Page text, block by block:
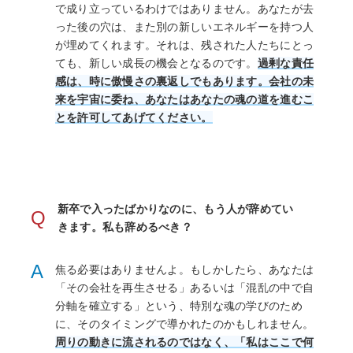
で成り立っているわけではありません。あなたが去
った後の穴は、また別の新しいエネルギーを持つ人
が埋めてくれます。それは、残された人たちにとっ
ても、新しい成長の機会となるのです。 過剰な責任
感は、時に傲慢さの裏返しでもあります。会社の未
来を宇宙に委ね、あなたはあなたの魂の道を進むこ
とを許可してあげてください。
Q
新卒で入ったばかりなのに、もう人が辞めてい
きます。私も辞めるべき？
A
焦る必要はありませんよ。もしかしたら、あなたは
「その会社を再生させる」あるいは「混乱の中で自
分軸を確立する」という、特別な魂の学びのため
に、そのタイミングで導かれたのかもしれません。
周りの動きに流されるのではなく、「私はここで何